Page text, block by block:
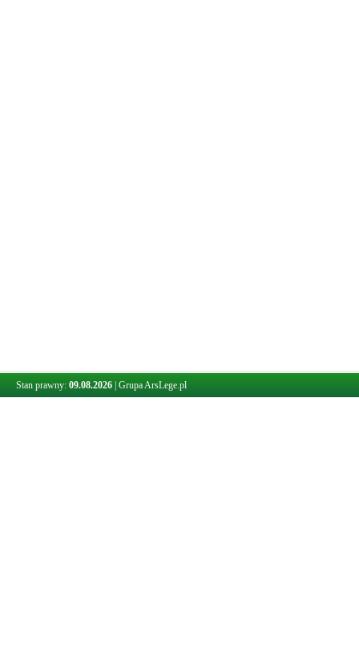
Stan prawny: 09.08.2026 Grupa ArsLege.pl